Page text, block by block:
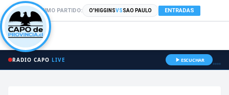
PRÓXIMO PARTIDO: O'HIGGINSVSSAO PAULO ENTRADAS
RADIO CAPO LIVE ESCUCHAR